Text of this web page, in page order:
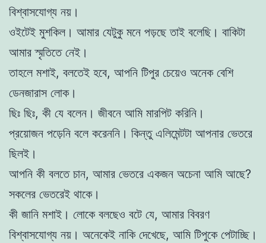
বিশ্বাসযোগ্য নয়।
ওইটেই মুশকিল। আমার যেটুকু মনে পড়ছে তাই বলেছি। বাকিটা
আমার স্মৃতিতে নেই।
তাহলে মশাই, বলতেই হবে, আপনি টিপুর চেয়েও অনেক বেশি
ডেনজারাস লোক।
ছিঃ ছিঃ, কী যে বলেন। জীবনে আমি মারপিট করিনি।
প্রয়োজন পড়েনি বলে করেননি। কিন্তু এলিমেন্টটা আপনার ভেতরে
ছিলই।
আপনি কী বলতে চান, আমার ভেতরে একজন অচেনা আমি আছে?
সকলের ভেতরেই থাকে।
কী জানি মশাই। লোকে বলছেও বটে যে, আমার বিবরণ
বিশ্বাসযোগ্য নয়। অনেকেই নাকি দেখেছে, আমি টিপুকে পেটাচ্ছি।